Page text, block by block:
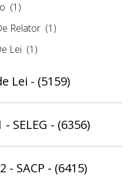
(1)
Relator (1)
Lei (1)
Lei - (5159)
SELEG - (6356)
- SACP - (6415)